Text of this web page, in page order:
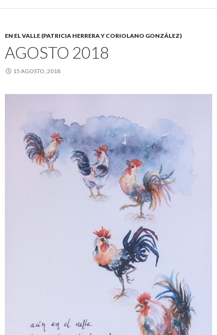
EN EL VALLE (PATRICIA HERRERA Y CORIOLANO GONZÁLEZ)
AGOSTO 2018
15 AGOSTO, 2018